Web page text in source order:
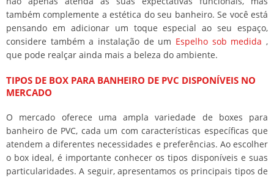
também complemente a estética do seu banheiro. Se você está
pensando em adicionar um toque especial ao seu espaço,
considere também a instalação de um Espelho sob medida ,
que pode realçar ainda mais a beleza do ambiente.
TIPOS DE BOX PARA BANHEIRO DE PVC DISPONÍVEIS NO
MERCADO
O mercado oferece uma ampla variedade de boxes para
banheiro de PVC, cada um com características específicas que
atendem a diferentes necessidades e preferências. Ao escolher
o box ideal, é importante conhecer os tipos disponíveis e suas
particularidades. A seguir, apresentamos os principais tipos de